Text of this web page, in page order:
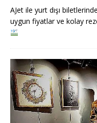
AJet ile yurt dışı
uygun fiyatlar ve kolay